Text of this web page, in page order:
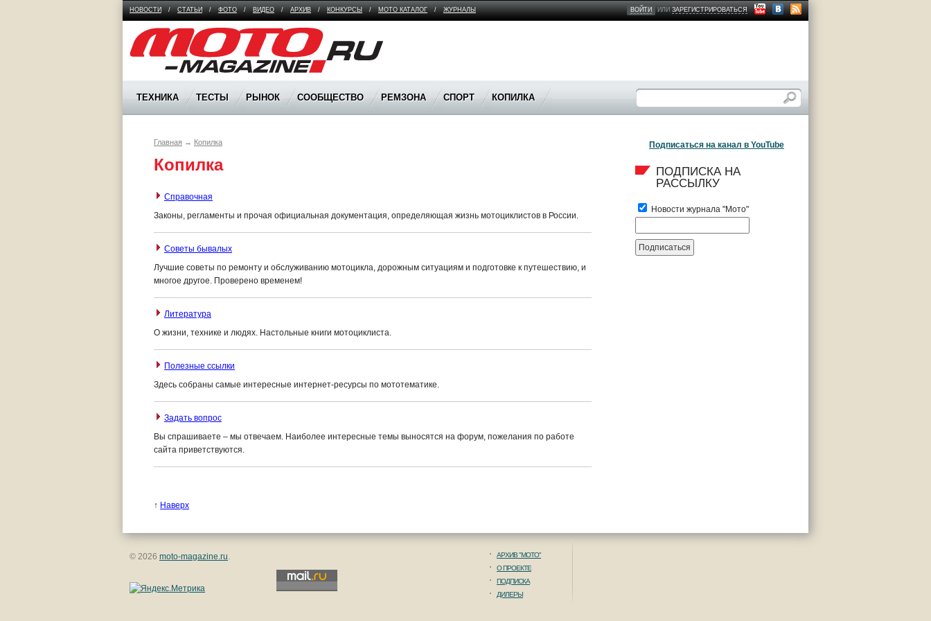
НОВОСТИ / СТАТЬИ / ФОТО / ВИДЕО / АРХИВ / КОНКУРСЫ / МОТО КАТАЛОГ / ЖУРНАЛЫ ВОЙТИ ИЛИЗАРЕГИСТРИРОВАТЬСЯ
Moto Magazine
ТЕХНИКА ТЕСТЫ РЫНОК СООБЩЕСТВО РЕМЗОНА СПОРТ КОПИЛКА
Главная → Копилка
Копилка
Справочная
Законы, регламенты и прочая официальная документация, определяющая жизнь мотоциклистов в России.
Советы бывалых
Лучшие советы по ремонту и обслуживанию мотоцикла, дорожным ситуациям и подготовке к путешествию, и
многое другое. Проверено временем!
Литература
О жизни, технике и людях. Настольные книги мотоциклиста.
Полезные ссылки
Здесь собраны самые интересные интернет-ресурсы по мототематике.
Задать вопрос
Вы спрашиваете – мы отвечаем. Наиболее интересные темы выносятся на форум, пожелания по работе
сайта приветствуются.
↑ Наверх
Подписаться на канал в YouTube
ПОДПИСКА НА
РАССЫЛКУ
Новости журнала "Мото"
© 2026 moto-magazine.ru
АРХИВ "МОТО"
О ПРОЕКТЕ
ПОДПИСКА
ДИЛЕРЫ